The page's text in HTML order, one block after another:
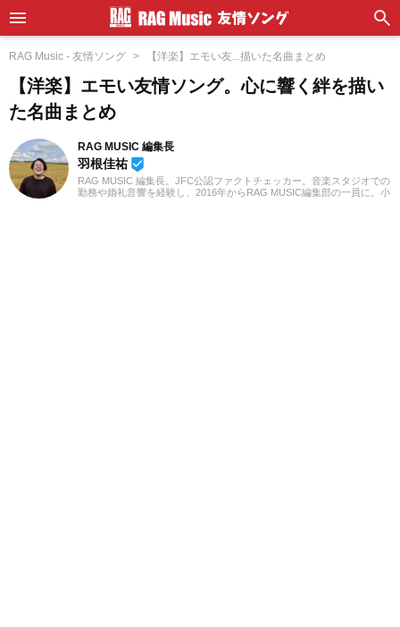
RAG Music - 友情ソング 【洋楽】エモい友...描いた名曲まとめ
【洋楽】エモい友情ソング。心に響く絆を描い
た名曲まとめ
RAG MUSIC 編集長
羽根佳祐 beenhere
RAG MUSIC 編集長。JFC公認ファクトチェッカー。音楽スタジオでの
勤務や婚礼音響を経験し、2016年からRAG MUSIC編集部の一員に。小